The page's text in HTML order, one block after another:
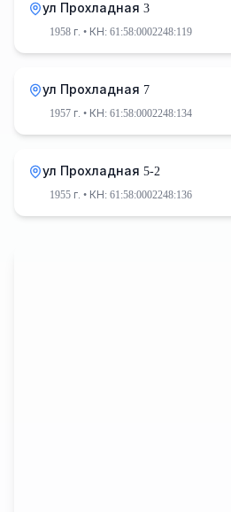
ул Прохладная 3
1958 г. • КН: 61:58:0002248:119
ул Прохладная 7
1957 г. • КН: 61:58:0002248:134
ул Прохладная 5-2
1955 г. • КН: 61:58:0002248:136